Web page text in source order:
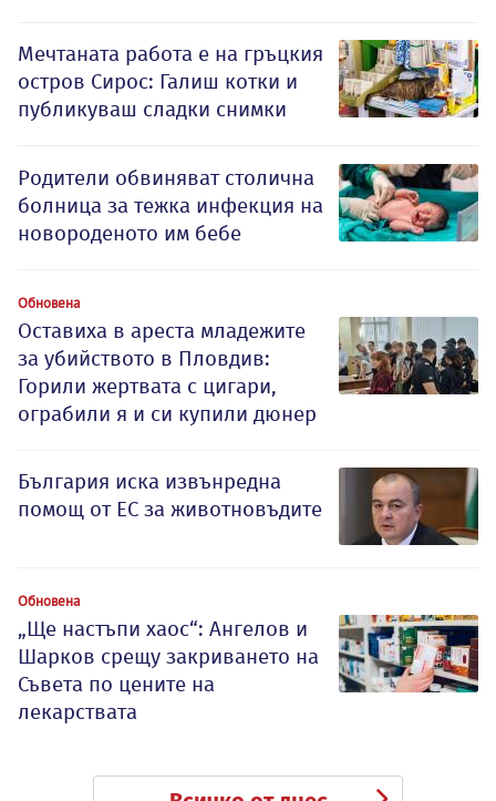
Мечтаната работа е на гръцкия
остров Сирос: Галиш котки и
публикуваш сладки снимки
Родители обвиняват столична
болница за тежка инфекция на
новороденото им бебе
Обновена
Оставиха в ареста младежите
за убийството в Пловдив:
Горили жертвата с цигари,
ограбили я и си купили дюнер
България иска извънредна
помощ от ЕС за животновъдите
Обновена
„Ще настъпи хаос“: Ангелов и
Шарков срещу закриването на
Съвета по цените на
лекарствата